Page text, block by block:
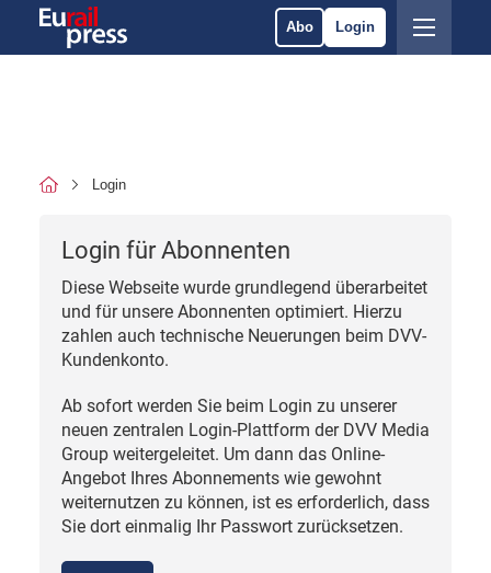
Abo Login
Login
Login für Abonnenten
Diese Webseite wurde grundlegend überarbeitet
und für unsere Abonnenten optimiert. Hierzu
zahlen auch technische Neuerungen beim DVV-
Kundenkonto.
Ab sofort werden Sie beim Login zu unserer
neuen zentralen Login-Plattform der DVV Media
Group weitergeleitet. Um dann das Online-
Angebot Ihres Abonnements wie gewohnt
weiternutzen zu können, ist es erforderlich, dass
Sie dort einmalig Ihr Passwort zurücksetzen.